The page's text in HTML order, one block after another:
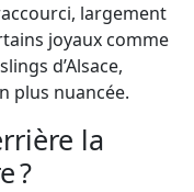
largement
joyaux comme
d’Alsace,
plus nuancée.
la
?